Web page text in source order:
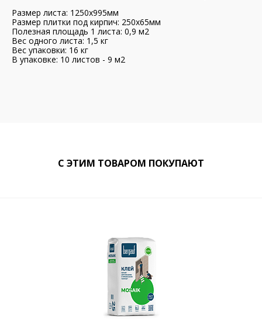
Размер листа: 1250х995мм
Размер плитки под кирпич: 250х65мм
Полезная площадь 1 листа: 0,9 м2
Вес одного листа: 1,5 кг
Вес упаковки: 16 кг
В упаковке: 10 листов - 9 м2
С ЭТИМ ТОВАРОМ ПОКУПАЮТ